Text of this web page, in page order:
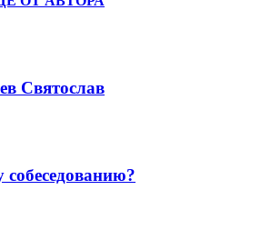
Святослав
собеседованию?